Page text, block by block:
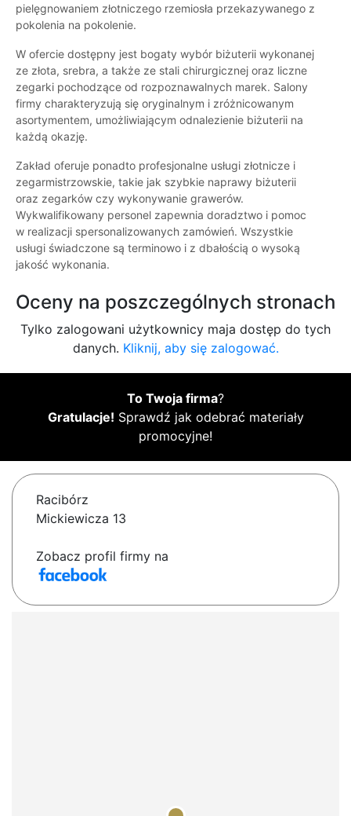
pielęgnowaniem złotniczego rzemiosła przekazywanego z
pokolenia na pokolenie.
W ofercie dostępny jest bogaty wybór biżuterii wykonanej
ze złota, srebra, a także ze stali chirurgicznej oraz liczne
zegarki pochodzące od rozpoznawalnych marek. Salony
firmy charakteryzują się oryginalnym i zróżnicowanym
asortymentem, umożliwiającym odnalezienie biżuterii na
każdą okazję.
Zakład oferuje ponadto profesjonalne usługi złotnicze i
zegarmistrzowskie, takie jak szybkie naprawy biżuterii
oraz zegarków czy wykonywanie grawerów.
Wykwalifikowany personel zapewnia doradztwo i pomoc
w realizacji spersonalizowanych zamówień. Wszystkie
usługi świadczone są terminowo i z dbałością o wysoką
jakość wykonania.
Oceny na poszczególnych stronach
Tylko zalogowani użytkownicy maja dostęp do tych
danych. Kliknij, aby się zalogować.
To Twoja firma?
Gratulacje! Sprawdź jak odebrać materiały
promocyjne!
Racibórz
Mickiewicza 13
Zobacz profil firmy na